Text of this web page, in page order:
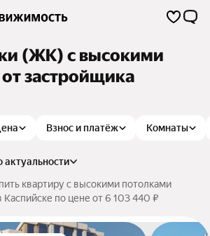
(ЖК) с высокими
застройщика
Взнос и платёж Комнаты
актуальности
квартиру с высокими потолками
по цене от 6 103 440 ₽